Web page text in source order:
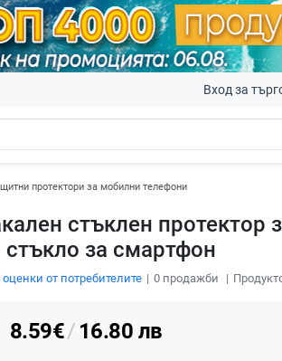
Вход за
протектори за мобилни телефони
стъклен протектор
за смартфон
оценки от потребителите 0продажби
8.59€/ 16.80 лв